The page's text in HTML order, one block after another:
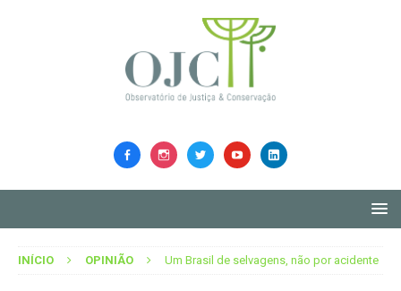
INÍCIO OPINIÃO Um Brasil de selvagens, não por acidente